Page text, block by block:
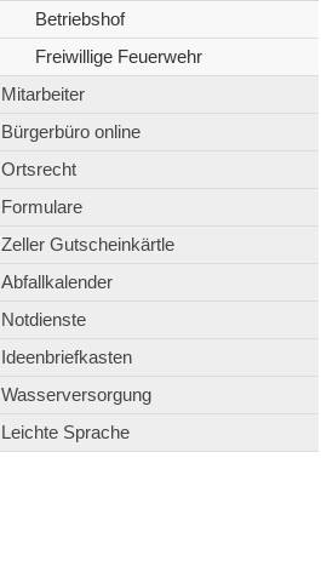
Betriebshof
Freiwillige Feuerwehr
Mitarbeiter
Bürgerbüro online
Ortsrecht
Formulare
Zeller Gutscheinkärtle
Abfallkalender
Notdienste
Ideenbriefkasten
Wasserversorgung
Leichte Sprache